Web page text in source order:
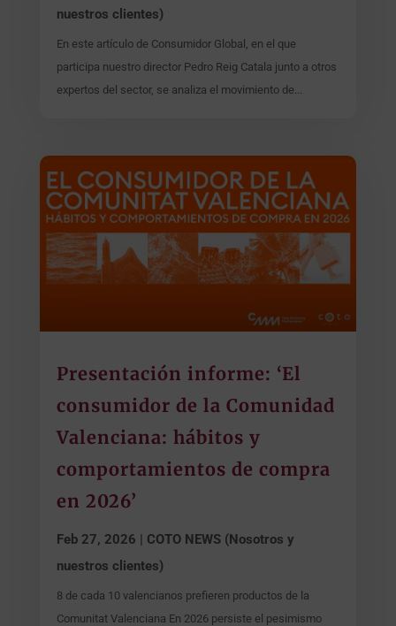
nuestros clientes)
En este artículo de Consumidor Global, en el que
participa nuestro director Pedro Reig Catala junto a otros
expertos del sector, se analiza el movimiento de...
Presentación informe: ‘El
consumidor de la Comunidad
Valenciana: hábitos y
comportamientos de compra
en 2026’
Feb 27, 2026 | COTO NEWS (Nosotros y
nuestros clientes)
8 de cada 10 valencianos prefieren productos de la
Comunitat Valenciana En 2026 persiste el pesimismo